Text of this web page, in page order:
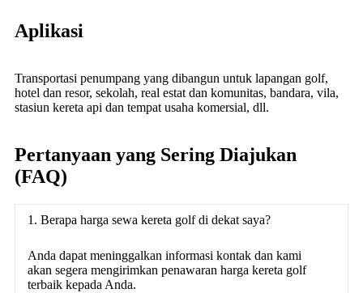
Aplikasi
Transportasi penumpang yang dibangun untuk lapangan golf,
hotel dan resor, sekolah, real estat dan komunitas, bandara, vila,
stasiun kereta api dan tempat usaha komersial, dll.
Pertanyaan yang Sering Diajukan
(FAQ)
1. Berapa harga sewa kereta golf di dekat saya?
Anda dapat meninggalkan informasi kontak dan kami
akan segera mengirimkan penawaran harga kereta golf
terbaik kepada Anda.